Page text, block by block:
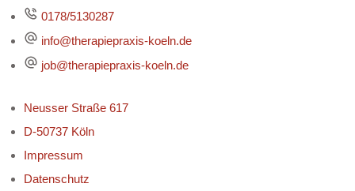
0178/5130287
info@therapiepraxis-koeln.de
job@therapiepraxis-koeln.de
Neusser Straße 617
D-50737 Köln
Impressum
Datenschutz